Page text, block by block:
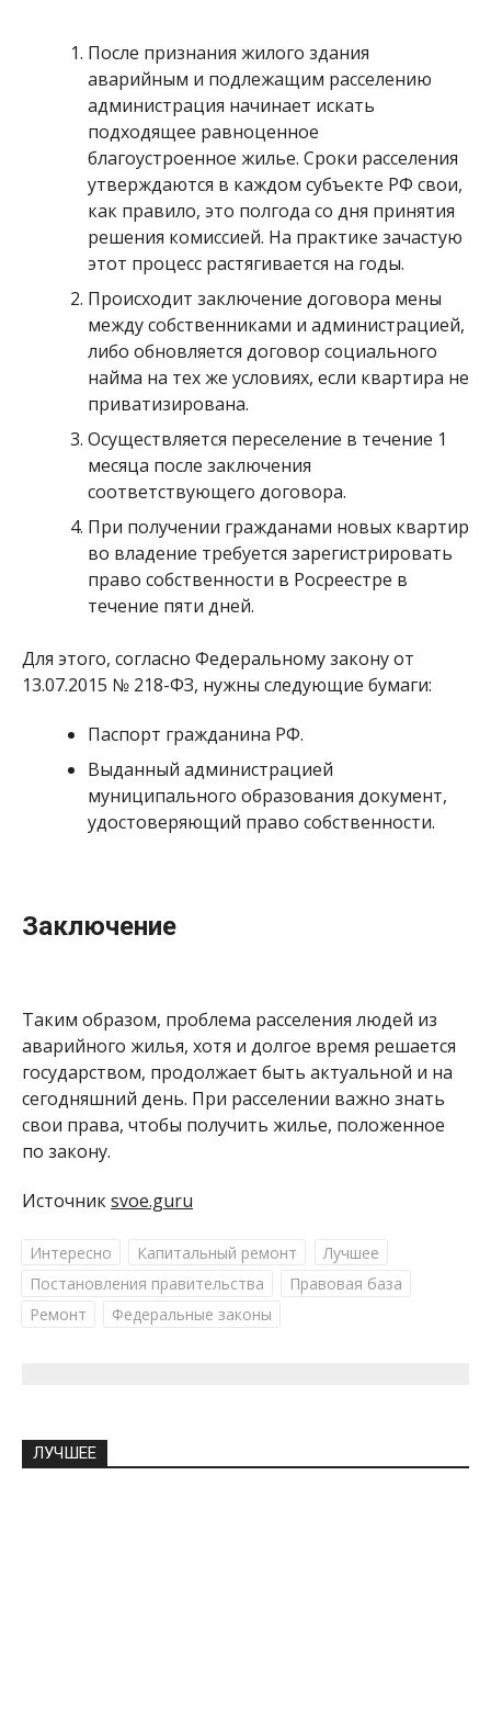
После признания жилого здания
аварийным и подлежащим расселению
администрация начинает искать
подходящее равноценное
благоустроенное жилье. Сроки расселения
утверждаются в каждом субъекте РФ свои,
как правило, это полгода со дня принятия
решения комиссией. На практике зачастую
этот процесс растягивается на годы.
Происходит заключение договора мены
между собственниками и администрацией,
либо обновляется договор социального
найма на тех же условиях, если квартира не
приватизирована.
Осуществляется переселение в течение 1
месяца после заключения
соответствующего договора.
При получении гражданами новых квартир
во владение требуется зарегистрировать
право собственности в Росреестре в
течение пяти дней.
Для этого, согласно Федеральному закону от
13.07.2015 № 218-ФЗ, нужны следующие бумаги:
Паспорт гражданина РФ.
Выданный администрацией
муниципального образования документ,
удостоверяющий право собственности.
Заключение
Таким образом, проблема расселения людей из
аварийного жилья, хотя и долгое время решается
государством, продолжает быть актуальной и на
сегодняшний день. При расселении важно знать
свои права, чтобы получить жилье, положенное
по закону.
Источникsvoe.guru
Интересно Капитальный ремонт
Лучшее
Постановления правительства
Правовая база
Ремонт
Федеральные законы
ЛУЧШЕЕ